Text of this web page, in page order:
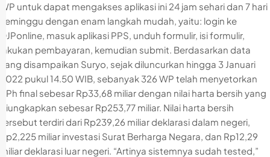
WP untuk dapat mengakses aplikasi ini 24 jam sehari dan 7 hari
seminggu dengan enam langkah mudah, yaitu: login ke
DJPonline, masuk aplikasi PPS, unduh formulir, isi formulir,
lakukan pembayaran, kemudian submit. Berdasarkan data
yang disampaikan Suryo, sejak diluncurkan hingga 3 Januari
2022 pukul 14.50 WIB, sebanyak 326 WP telah menyetorkan
PPh final sebesar Rp33,68 miliar dengan nilai harta bersih yang
diungkapkan sebesar Rp253,77 miliar. Nilai harta bersih
tersebut terdiri dari Rp239,26 miliar deklarasi dalam negeri,
Rp2,225 miliar investasi Surat Berharga Negara, dan Rp12,29
miliar deklarasi luar negeri. “Artinya sistemnya sudah tested,”